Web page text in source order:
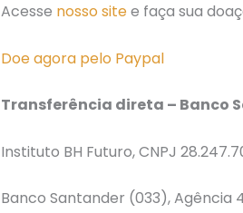
Acesse nosso sitee faça sua
Doe agora pelo Paypal
Transferência direta – Banco
Instituto BH Futuro, CNPJ
Banco Santander (033), Agência